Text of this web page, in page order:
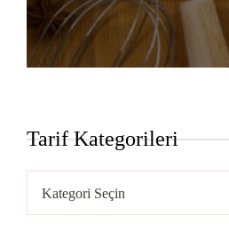
Tarif Kategorileri
Kategorileri